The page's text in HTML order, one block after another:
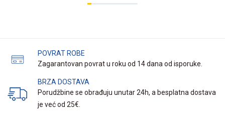
POVRAT ROBE
Zagarantovan povrat u roku od 14 dana od isporuke.
BRZA DOSTAVA
Porudžbine se obrađuju unutar 24h, a besplatna dostava
je već od 25€.